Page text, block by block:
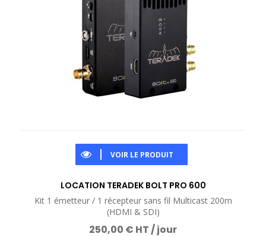
VOIR LE PRODUIT
LOCATION TERADEK BOLT PRO 600
Kit 1 émetteur / 1 récepteur sans fil Multicast 200m
(HDMI & SDI)
250,00 € HT / jour